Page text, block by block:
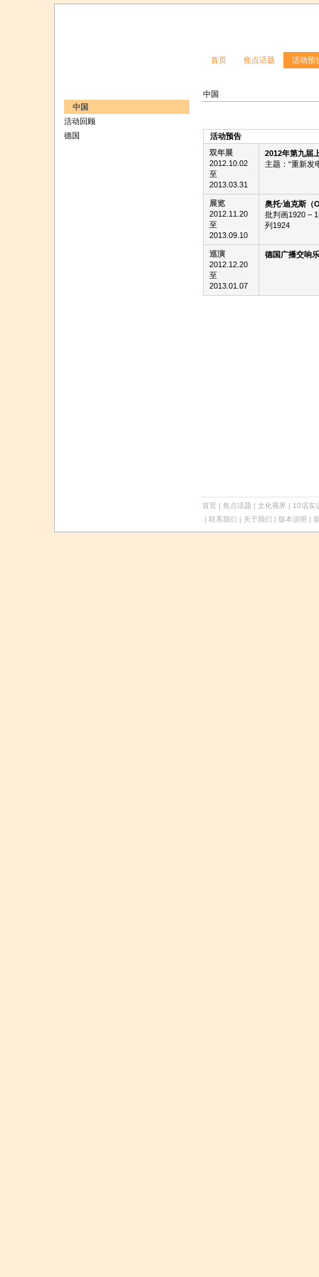
首页 焦点话题 活动预
中国
中国
活动回顾
德国
活动预告
双年展
2012.10.02
至
2013.03.31
2012年第九届
主题：“重新发
展览
2012.11.20
至
2013.09.10
奥托∙迪克斯（
批判画1920 –
列1924
巡演
2012.12.20
至
2013.01.07
德国广播交响
首页 | 焦点话题 | 文化视界 | 10话实
| 联系我们 | 关于我们 | 版本说明 |